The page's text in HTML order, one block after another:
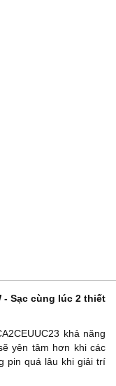
- Sạc cùng lúc 2 thiết
khả năng
yên tâm hơn khi các
pin quá lâu khi giải trí